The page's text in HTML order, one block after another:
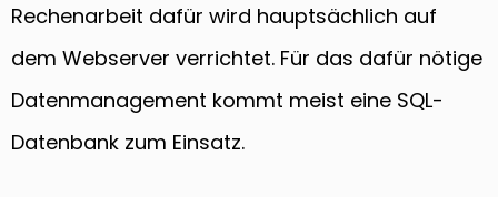
Rechenarbeit dafür wird hauptsächlich auf
dem Webserver verrichtet. Für das dafür nötige
Datenmanagement kommt meist eine SQL-
Datenbank zum Einsatz.